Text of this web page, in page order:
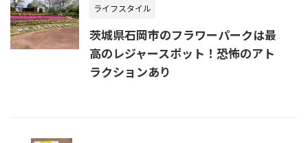
ライフスタイル
茨城県石岡市のフラワーパークは最
高のレジャースポット！恐怖のアト
ラクションあり